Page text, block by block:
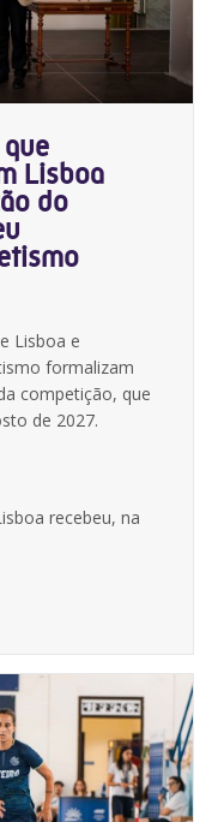
Lisboa
do
Lisboa e
formalizam
competição, que
de 2027.
recebeu, na